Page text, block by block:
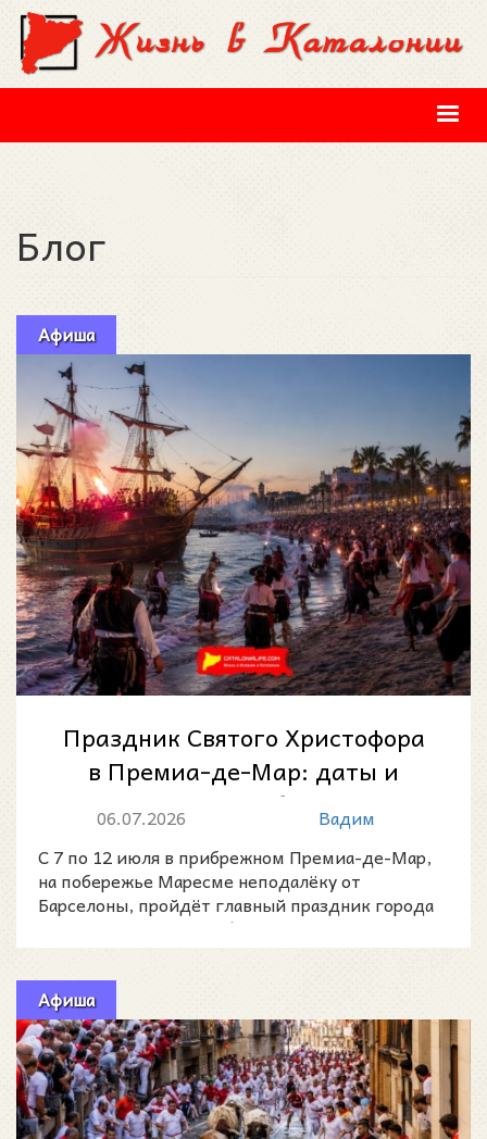
Перейти к основному содержанию
Блог
Афиша
Праздник Святого Христофора
в Премиа-де-Мар: даты и
главные события
06.07.2026
Вадим
С 7 по 12 июля в прибрежном Премиа-де-Мар,
на побережье Маресме неподалёку от
Барселоны, пройдёт главный праздник города
— Festa Major de Premià
Афиша